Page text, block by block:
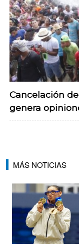
Cancelación
genera
MÁS NOTICIAS